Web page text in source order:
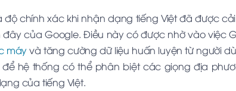
độ chính xác khi nhận dạng tiếng Việt đã được
của Google. Điều này có được nhờ vào việc
máyvà tăng cường dữ liệu huấn luyện từ người
hệ thống có thể phân biệt các giọng địa
của tiếng Việt.